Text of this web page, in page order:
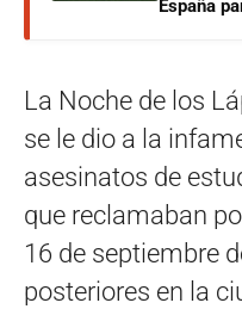
España
La Noche de los
se le dio a la
asesinatos de
que reclamaban
16 de septiembre
posteriores en la